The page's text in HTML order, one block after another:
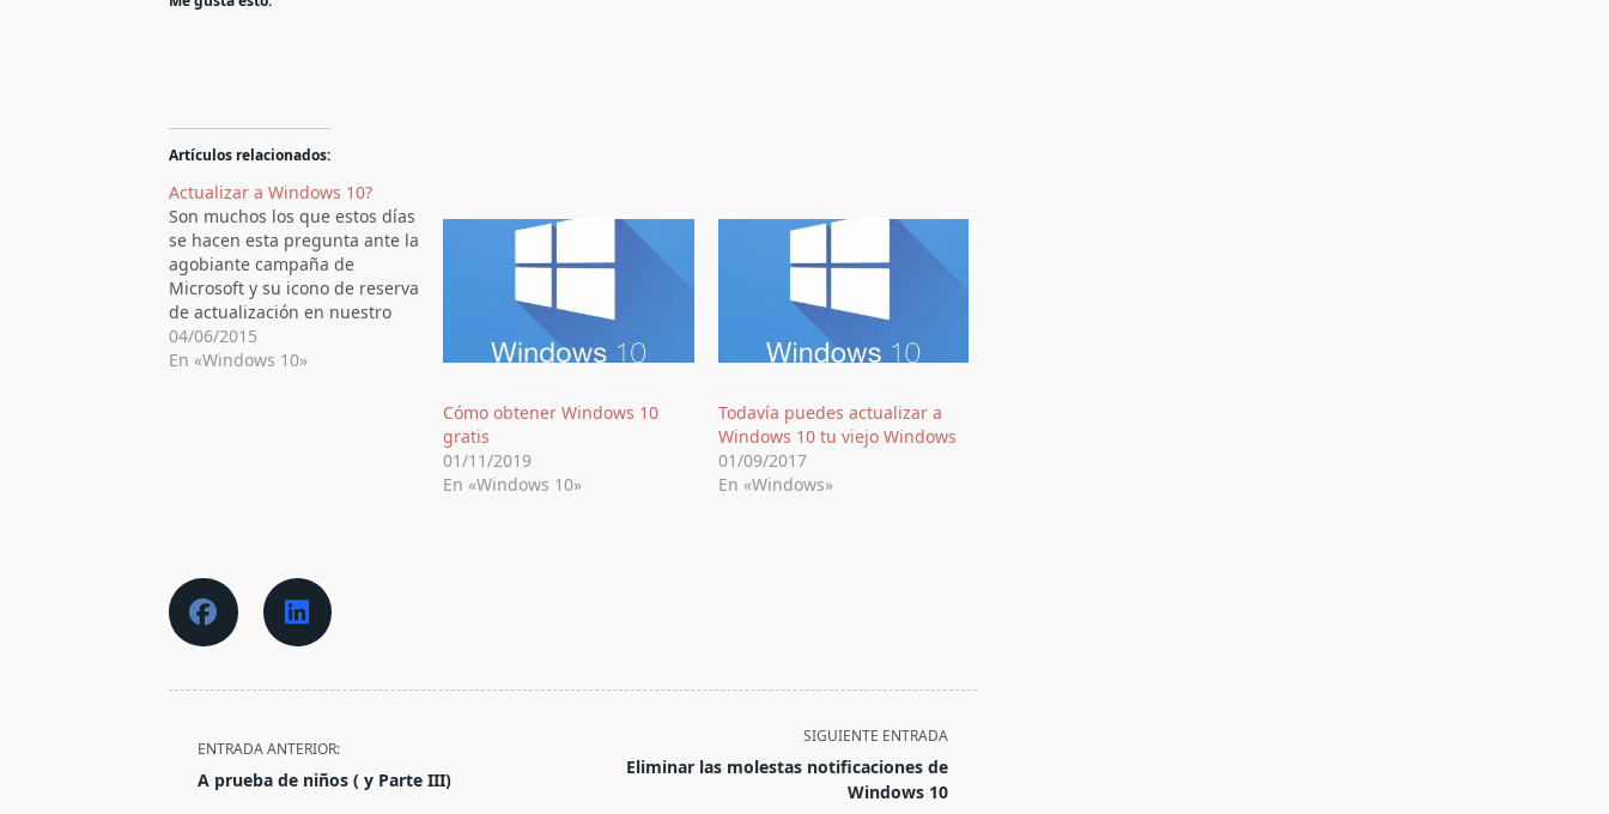
Artículos relacionados:
Actualizar a Windows 10?
Son muchos los que estos días
se hacen esta pregunta ante la
agobiante campaña de
Microsoft y su icono de reserva
de actualización en nuestro
escritorio. La salida de
Windows 10 ya ha sido
04/06/2015
En «Windows 10»
Cómo obtener Windows 10
gratis
01/11/2019
En «Windows 10»
Todavía puedes actualizar a
Windows 10 tu viejo Windows
01/09/2017
En «Windows»
class="nav-
subtitle
ENTRADA ANTERIOR:
A prueba de niños ( y Parte III)
SIGUIENTE ENTRADA
Eliminar las molestas notificaciones de
Windows 10